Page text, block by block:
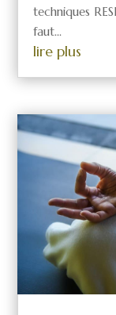
techniques
faut...
lire plus